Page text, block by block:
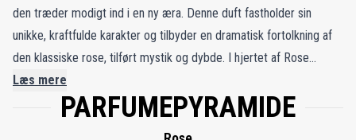
den træder modigt ind i en ny æra. Denne duft fastholder sin
unikke, kraftfulde karakter og tilbyder en dramatisk fortolkning af
den klassiske rose, tilført mystik og dybde. I hjertet af Rose
Tonnerre afsløres en mørk, sensuel rose, flettet sammen med den
jordede rigdom fra Périgord-trøffel, hvilket skaber en gådefuld,
Læs mere
PARFUMEPYRAMIDE